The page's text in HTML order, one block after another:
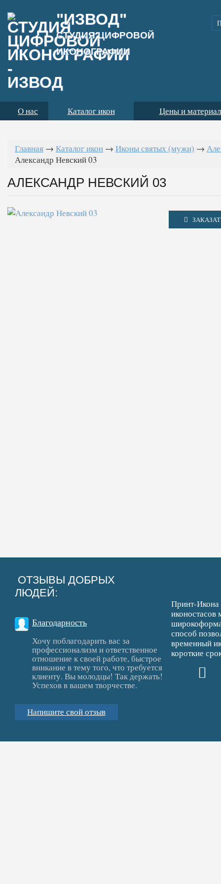
"ИЗВОД"
СТУДИЯ ЦИФРОВОЙ
ИКОНОГРАФИИ
О нас Каталог икон Цены и
Главная → Каталог икон → Иконы святых (мужи) →
Александр Невский 03
АЛЕКСАНДР НЕВСКИЙ 03
ОТЗЫВЫ ДОБРЫХ
ЛЮДЕЙ:
Благодарность
Хочу поблагодарить вас за
профессионализм и ответственное
отношение к своей работе, быстрое
вникание в тему того, что требуется
клиенту. Вы молодцы! Так держать!
Успехов в вашем творчестве.
Напишите свой отзыв
Принт-Икона
иконостасов
способ
временный
короткие